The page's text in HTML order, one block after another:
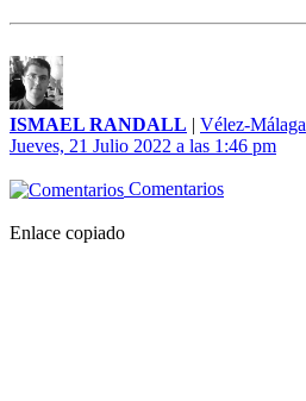
ISMAEL RANDALL | Vélez-Málaga
Jueves, 21 Julio 2022 a las 1:46 pm
Comentarios
Enlace copiado